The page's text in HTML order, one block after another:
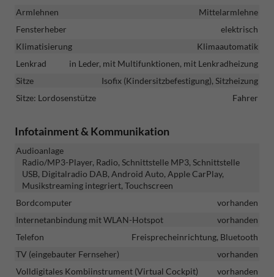
Armlehnen
Mittelarmlehne
Fensterheber
elektrisch
Klimatisierung
Klimaautomatik
Lenkrad
in Leder, mit Multifunktionen, mit Lenkradheizung
Sitze
Isofix (Kindersitzbefestigung), Sitzheizung
Sitze: Lordosenstütze
Fahrer
Infotainment & Kommunikation
Audioanlage
Radio/MP3-Player, Radio, Schnittstelle MP3, Schnittstelle
USB, Digitalradio DAB, Android Auto, Apple CarPlay,
Musikstreaming integriert, Touchscreen
Bordcomputer
vorhanden
Internetanbindung mit WLAN-Hotspot
vorhanden
Telefon
Freisprecheinrichtung, Bluetooth
TV (eingebauter Fernseher)
vorhanden
Volldigitales Kombiinstrument (Virtual Cockpit)
vorhanden